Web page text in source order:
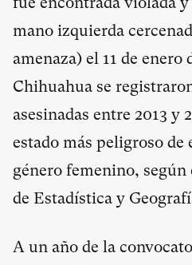
mano izquierda
amenaza) el 11 de enero
Chihuahua se
asesinadas entre 2013 y
estado más peligroso de
género femenino,
de Estadística y
A un año de la